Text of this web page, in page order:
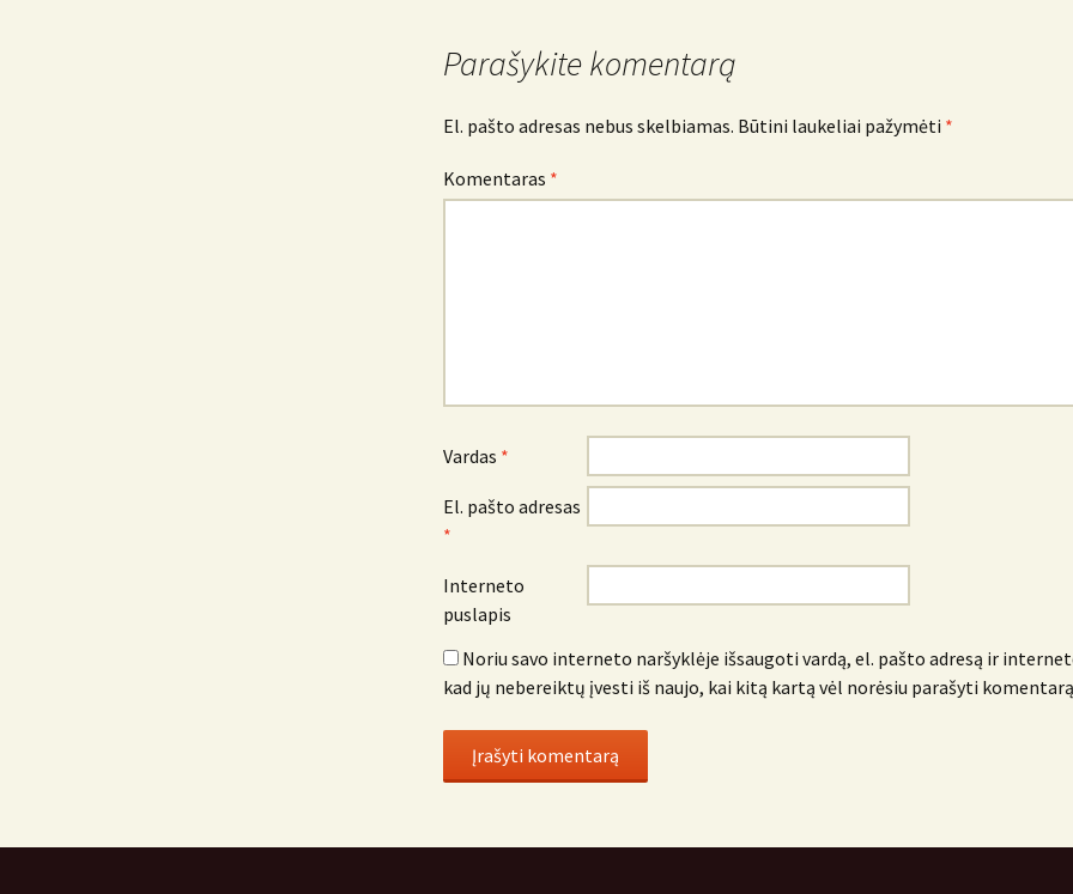
Parašykite komentarą
El. pašto adresas nebus skelbiamas. Būtini laukeliai pažymėti *
Komentaras *
Vardas *
El. pašto adresas
*
Interneto
puslapis
Noriu savo interneto naršyklėje išsaugoti vardą, el. pašto adresą ir
kad jų nebereiktų įvesti iš naujo, kai kitą kartą vėl norėsiu parašyti